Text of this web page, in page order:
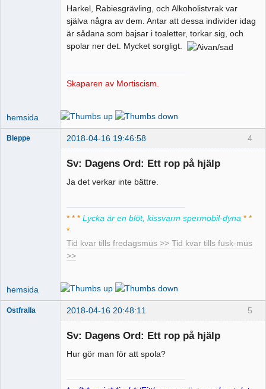
Harkel, Rabiesgrävling, och Alkoholistvrak var
själva några av dem. Antar att dessa individer idag
är sådana som bajsar i toaletter, torkar sig, och
spolar ner det. Mycket sorgligt.
Skaparen av Mortiscism.
hemsida
4
Bleppe 2018-04-16 19:46:58
Sv: Dagens Ord: Ett rop på hjälp
Ja det verkar inte bättre.
* * * Lycka är en blöt, kissvarm spermobil-dyna * *
*
Tid kvar tills fredagsmüs >> Tid kvar tills fusk-müs
>>
hemsida
5
Ostfralla 2018-04-16 20:48:11
Sv: Dagens Ord: Ett rop på hjälp
Hur gör man för att spola?